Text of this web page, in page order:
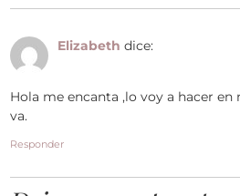
Elizabeth dice:
Hola me encanta ,lo voy a hacer
va.
Responder